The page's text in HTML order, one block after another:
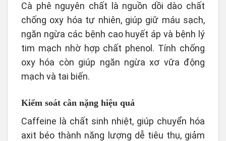
Cà phê nguyên chất là nguồn dồi dào chất
chống oxy hóa tự nhiên, giúp giữ máu sạch,
ngăn ngừa các bệnh cao huyết áp và bệnh lý
tim mạch nhờ hợp chất phenol. Tính chống
oxy hóa còn giúp ngăn ngừa xơ vữa động
mạch và tai biến.
Kiểm soát cân nặng hiệu quả
Caffeine là chất sinh nhiệt, giúp chuyển hóa
axit béo thành năng lượng dễ tiêu thụ, giảm